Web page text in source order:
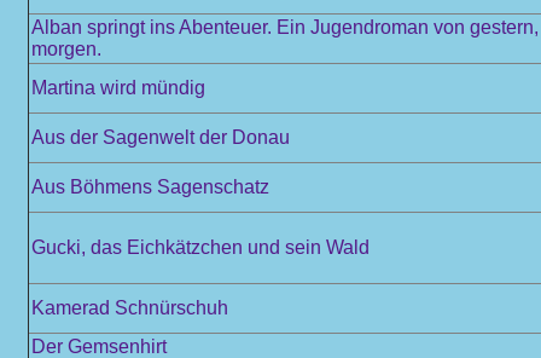
Alban springt ins Abenteuer. Ein Jugendroman von
morgen.
Martina wird mündig
Aus der Sagenwelt der Donau
Aus Böhmens Sagenschatz
Gucki, das Eichkätzchen und sein Wald
Kamerad Schnürschuh
Der Gemsenhirt